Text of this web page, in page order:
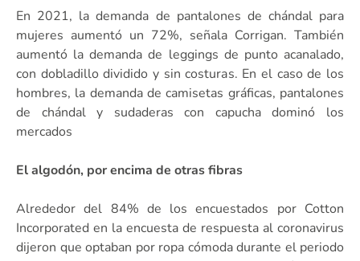
En 2021, la demanda de pantalones de chándal para
mujeres aumentó un 72%, señala Corrigan. También
aumentó la demanda de leggings de punto acanalado,
con dobladillo dividido y sin costuras. En el caso de los
hombres, la demanda de camisetas gráficas, pantalones
de chándal y sudaderas con capucha dominó los
mercados
El algodón, por encima de otras fibras
Alrededor del 84% de los encuestados por Cotton
Incorporated en la encuesta de respuesta al coronavirus
dijeron que optaban por ropa cómoda durante el periodo